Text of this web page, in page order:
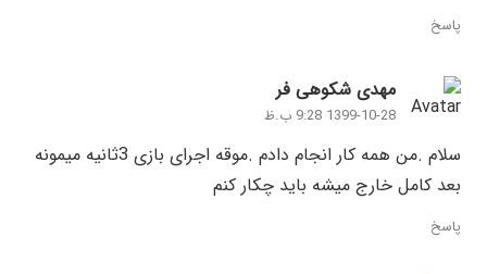
پاسخ
مهدی شکوهی فر
1399-10-28 9:28 ب.ظ
سلام .من همه کار انجام دادم .موقه اجرای بازی 3ثانیه میمونه
بعد کامل خارج میشه باید چکار کنم
پاسخ